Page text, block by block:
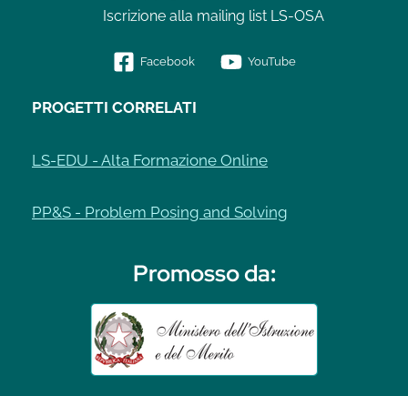
Iscrizione alla mailing list LS-OSA
Facebook YouTube
PROGETTI CORRELATI
LS-EDU - Alta Formazione Online
PP&S - Problem Posing and Solving
Promosso da: